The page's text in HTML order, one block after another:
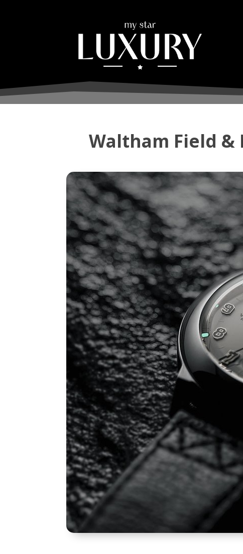
Waltham Field